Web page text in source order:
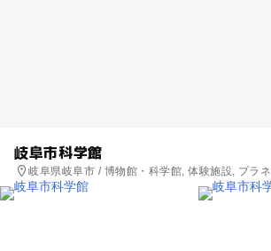
岐阜市科学館
岐阜県岐阜市 / 博物館・科学館, 体験施設, プラ